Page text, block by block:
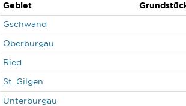
Gebiet
Gschwand
Oberburgau
Ried
St. Gilgen
Unterburgau